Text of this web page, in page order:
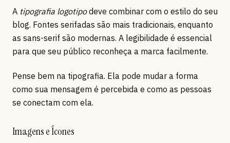
A tipografia logotipodeve combinar com o estilo do seu
blog. Fontes serifadas são mais tradicionais, enquanto
as sans-serif são modernas. A legibilidade é essencial
para que seu público reconheça a marca facilmente.
Pense bem na tipografia. Ela pode mudar a forma
como sua mensagem é percebida e como as pessoas
se conectam com ela.
Imagens e Ícones